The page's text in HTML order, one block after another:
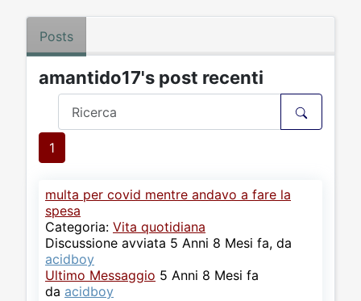
Posts
amantido17's post recenti
1
multa per covid mentre andavo a fare la
spesa
Categoria: Vita quotidiana
Discussione avviata 5 Anni 8 Mesi fa, da
acidboy
Ultimo Messaggio 5 Anni 8 Mesi fa
da acidboy